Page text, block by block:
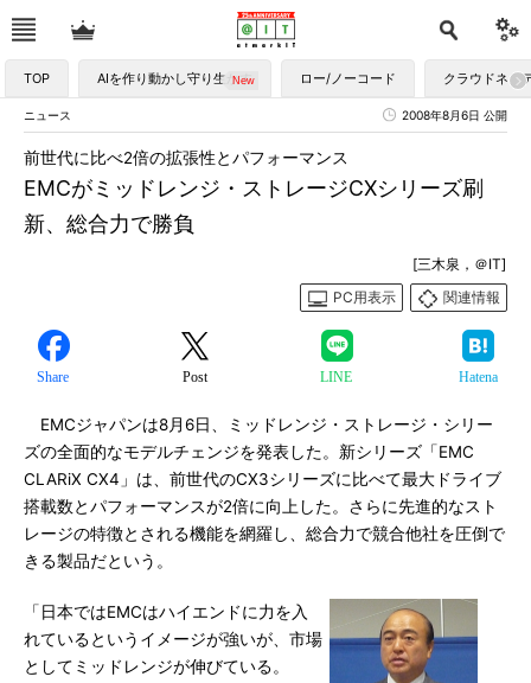
TOP AIを作り動かし守り生かす ロー/ノーコード クラウドネイ
ニュース 2008年8月6日 公開
EMCがミッドレンジ・ストレージCXシリーズ刷
新、総合力で勝負
前世代に比べ2倍の拡張性とパフォーマンス
[三木泉，＠IT]
PC用表示
関連情報
Share Post LINE Hatena
EMCジャパンは8月6日、ミッドレンジ・ストレージ・シリー
ズの全面的なモデルチェンジを発表した。新シリーズ「EMC
CLARiX CX4」は、前世代のCX3シリーズに比べて最大ドライブ
搭載数とパフォーマンスが2倍に向上した。さらに先進的なスト
レージの特徴とされる機能を網羅し、総合力で競合他社を圧倒で
きる製品だという。
「日本ではEMCはハイエンドに力を入
れているというイメージが強いが、市場
としてミッドレンジが伸びている。